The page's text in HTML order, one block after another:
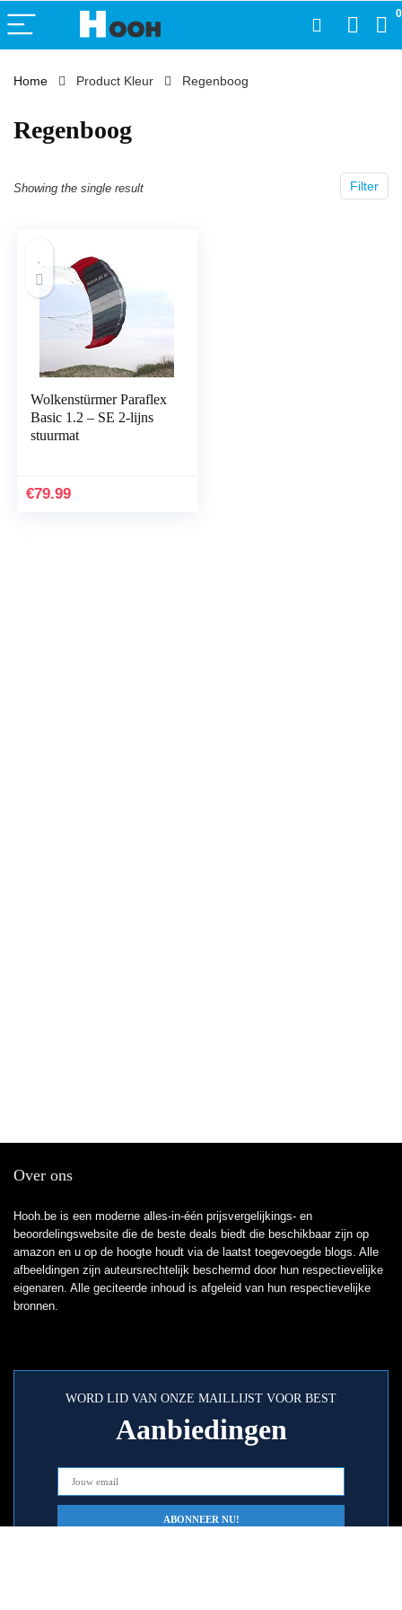
0
Home Product Kleur ‎Regenboog
‎Regenboog
Filter
Showing the single result
Wolkenstürmer Paraflex
Basic 1.2 – SE 2-lijns
stuurmat
€79.99
Over ons
Hooh.be is een moderne alles-in-één prijsvergelijkings- en
beoordelingswebsite die de beste deals biedt die beschikbaar zijn op
amazon en u op de hoogte houdt via de laatst toegevoegde blogs. Alle
afbeeldingen zijn auteursrechtelijk beschermd door hun respectievelijke
eigenaren. Alle geciteerde inhoud is afgeleid van hun respectievelijke
bronnen.
WORD LID VAN ONZE MAILLIJST VOOR BEST
Aanbiedingen